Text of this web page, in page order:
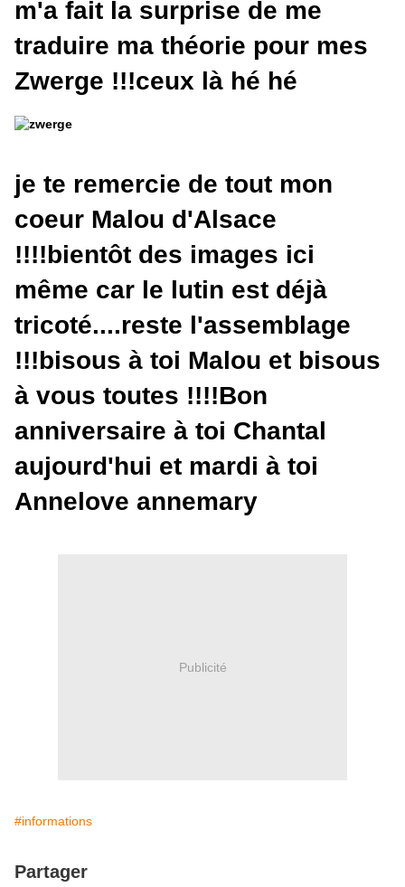
m'a fait la surprise de me
traduire ma théorie pour mes
Zwerge !!!ceux là hé hé
je te remercie de tout mon
coeur Malou d'Alsace
!!!!bientôt des images ici
même car le lutin est déjà
tricoté....reste l'assemblage
!!!bisous à toi Malou et bisous
à vous toutes !!!!Bon
anniversaire à toi Chantal
aujourd'hui et mardi à toi
Annelove annemary
Publicité
#informations
Partager